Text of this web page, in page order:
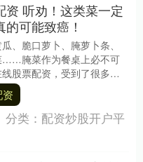
资 听劝！这类菜一定
可能致癌！
、脆口萝卜、腌萝卜条、
……腌菜作为餐桌上必不可
股票配资，受到了很多家
没有炒菜，只需一瓶腌菜
2....
分类： 配资炒股开户平